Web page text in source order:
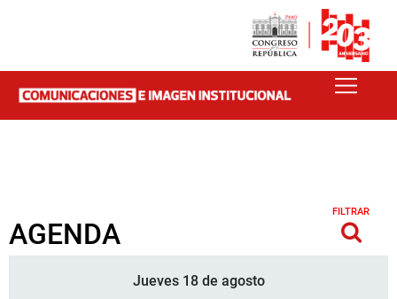
AGENDA
FILTRAR
Jueves 18 de agosto